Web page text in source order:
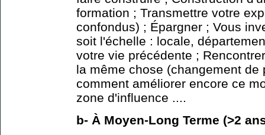
formation ; Transmettre votre
confondus) ; Épargner ; Vous
soit l'échelle : locale,
votre vie précédente ;
la même chose (changement de
comment améliorer encore ce
zone d'influence ....
b- À Moyen-Long Terme (>2